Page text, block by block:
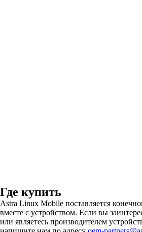
Где купить
Astra Linux Mobile поставляется
вместе с устройством. Если вы
или являетесь производителем